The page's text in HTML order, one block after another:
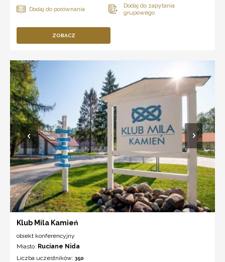
ZOBACZ
Klub Mila Kamień
obiekt konferencyjny
Miasto: Ruciane Nida
Liczba uczestników: 350